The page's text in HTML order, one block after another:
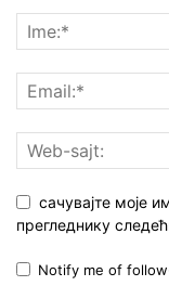
сачувајте моје
прегледнику
Notify me of